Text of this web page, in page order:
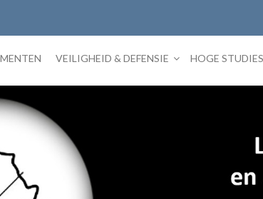
VEILIGHEID & DEFENSIE HOGE STUDIES